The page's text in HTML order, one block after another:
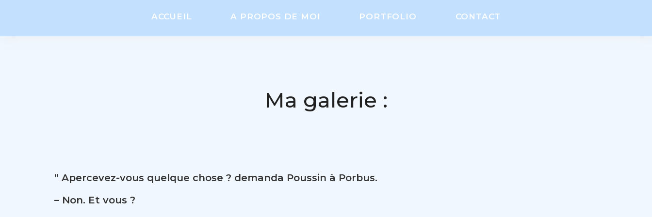
ACCUEIL A PROPOS DE MOI PORTFOLIO CONTACT
Ma galerie :
“ Apercevez-vous quelque chose ? demanda Poussin à Porbus.
– Non. Et vous ?